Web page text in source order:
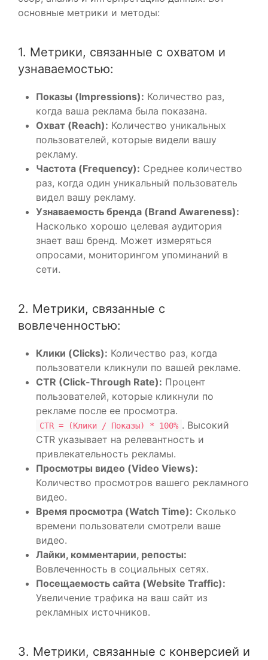
основные метрики и методы:
1. Метрики, связанные с охватом и
узнаваемостью:
Показы (Impressions): Количество раз,
когда ваша реклама была показана.
Охват (Reach): Количество уникальных
пользователей, которые видели вашу
рекламу.
Частота (Frequency): Среднее количество
раз, когда один уникальный пользователь
видел вашу рекламу.
Узнаваемость бренда (Brand Awareness):
Насколько хорошо целевая аудитория
знает ваш бренд. Может измеряться
опросами, мониторингом упоминаний в
сети.
2. Метрики, связанные с
вовлеченностью:
Клики (Clicks): Количество раз, когда
пользователи кликнули по вашей рекламе.
CTR (Click-Through Rate): Процент
пользователей, которые кликнули по
рекламе после ее просмотра.
CTR = (Клики / Показы) * 100% . Высокий
CTR указывает на релевантность и
привлекательность рекламы.
Просмотры видео (Video Views):
Количество просмотров вашего рекламного
видео.
Время просмотра (Watch Time): Сколько
времени пользователи смотрели ваше
видео.
Лайки, комментарии, репосты:
Вовлеченность в социальных сетях.
Посещаемость сайта (Website Traffic):
Увеличение трафика на ваш сайт из
рекламных источников.
3. Метрики, связанные с конверсией и